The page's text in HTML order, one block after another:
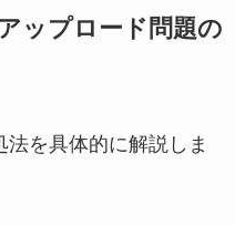
ップロード問題の
を具体的に解説しま